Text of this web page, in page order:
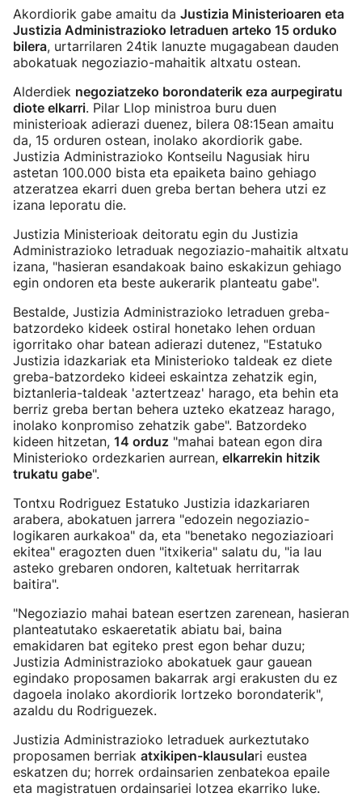
Akordiorik gabe amaitu da Justizia Ministerioaren eta
Justizia Administrazioko letraduen arteko 15 orduko
bilera, urtarrilaren 24tik lanuzte mugagabean dauden
abokatuak negoziazio-mahaitik altxatu ostean.
Alderdiek negoziatzeko borondaterik eza aurpegiratu
diote elkarri. Pilar Llop ministroa buru duen
ministerioak adierazi duenez, bilera 08:15ean amaitu
da, 15 orduren ostean, inolako akordiorik gabe.
Justizia Administrazioko Kontseilu Nagusiak hiru
astetan 100.000 bista eta epaiketa baino gehiago
atzeratzea ekarri duen greba bertan behera utzi ez
izana leporatu die.
Justizia Ministerioak deitoratu egin du Justizia
Administrazioko letraduak negoziazio-mahaitik altxatu
izana, "hasieran esandakoak baino eskakizun gehiago
egin ondoren eta beste aukerarik planteatu gabe".
Bestalde, Justizia Administrazioko letraduen greba-
batzordeko kideek ostiral honetako lehen orduan
igorritako ohar batean adierazi dutenez, "Estatuko
Justizia idazkariak eta Ministerioko taldeak ez diete
greba-batzordeko kideei eskaintza zehatzik egin,
biztanleria-taldeak 'aztertzeaz' harago, eta behin eta
berriz greba bertan behera uzteko ekatzeaz harago,
inolako konpromiso zehatzik gabe". Batzordeko
kideen hitzetan, 14 orduz "mahai batean egon dira
Ministerioko ordezkarien aurrean, elkarrekin hitzik
trukatu gabe".
Tontxu Rodriguez Estatuko Justizia idazkariaren
arabera, abokatuen jarrera "edozein negoziazio-
logikaren aurkakoa" da, eta "benetako negoziazioari
ekitea" eragozten duen "itxikeria" salatu du, "ia lau
asteko grebaren ondoren, kaltetuak herritarrak
baitira".
"Negoziazio mahai batean esertzen zarenean, hasieran
planteatutako eskaeretatik abiatu bai, baina
emakidaren bat egiteko prest egon behar duzu;
Justizia Administrazioko abokatuek gaur gauean
egindako proposamen bakarrak argi erakusten du ez
dagoela inolako akordiorik lortzeko borondaterik",
azaldu du Rodriguezek.
Justizia Administrazioko letraduek aurkeztutako
proposamen berriak atxikipen-klausulari eustea
eskatzen du; horrek ordainsarien zenbatekoa epaile
eta magistratuen ordainsariei lotzea ekarriko luke.